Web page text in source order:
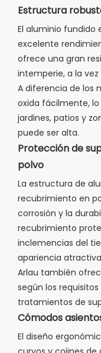
Estructura
El aluminio fundido
excelente
ofrece una gran
intemperie, a la
A diferencia de los
oxida fácilmente,
jardines, patios y
puede ser alta.
Protección de
polvo
La estructura de
recubrimiento en
corrosión y la
recubrimiento
inclemencias del
apariencia
Arlau también
según los
tratamientos de
Cómodos
El diseño